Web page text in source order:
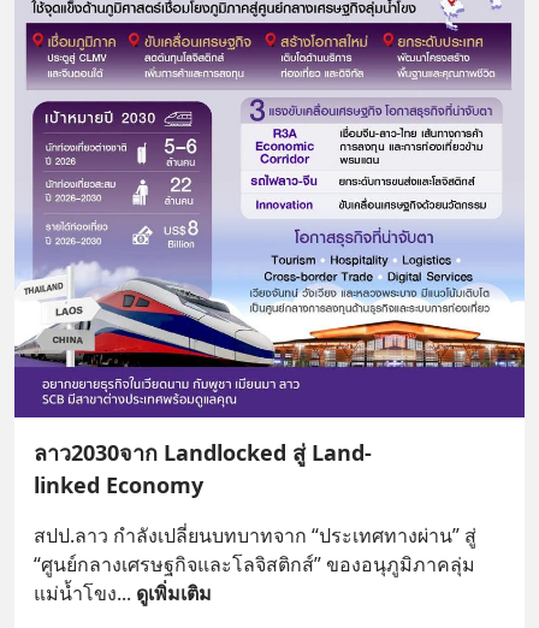
ลาว2030จาก Landlocked สู่ Land-
linked Economy
สปป.ลาว กำลังเปลี่ยนบทบาทจาก “ประเทศทางผ่าน” สู่
“ศูนย์กลางเศรษฐกิจและโลจิสติกส์” ของอนุภูมิภาคลุ่ม
แม่น้ำโขง... ดูเพิ่มเติม